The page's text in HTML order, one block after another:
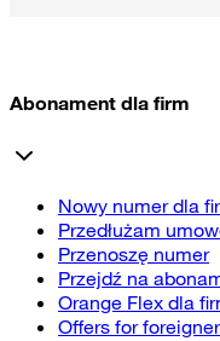
Abonament dla firm
Nowy numer dla
Przedłużam
Przenoszę numer
Przejdź na
Orange Flex dla
Offers for